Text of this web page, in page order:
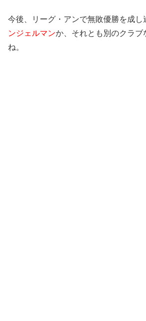
今後、リーグ・アンで無敗優勝を成し
ンジェルマンか、それとも別のクラブ
ね。